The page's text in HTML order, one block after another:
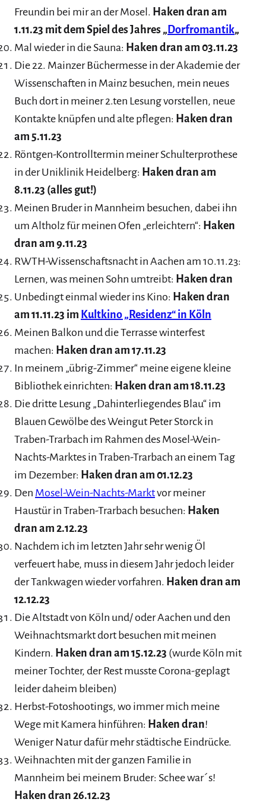
Freundin bei mir an der Mosel. Haken dran am
1.11.23 mit dem Spiel des Jahres „Dorfromantik„
Mal wieder in die Sauna: Haken dran am 03.11.23
Die 22. Mainzer Büchermesse in der Akademie der
Wissenschaften in Mainz besuchen, mein neues
Buch dort in meiner 2.ten Lesung vorstellen, neue
Kontakte knüpfen und alte pflegen: Haken dran
am 5.11.23
Röntgen-Kontrolltermin meiner Schulterprothese
in der Uniklinik Heidelberg: Haken dran am
8.11.23 (alles gut!)
Meinen Bruder in Mannheim besuchen, dabei ihn
um Altholz für meinen Ofen „erleichtern“: Haken
dran am 9.11.23
RWTH-Wissenschaftsnacht in Aachen am 10.11.23:
Lernen, was meinen Sohn umtreibt: Haken dran
Unbedingt einmal wieder ins Kino: Haken dran
am 11.11.23 im Kultkino „Residenz“ in Köln
Meinen Balkon und die Terrasse winterfest
machen: Haken dran am 17.11.23
In meinem „übrig-Zimmer“ meine eigene kleine
Bibliothek einrichten: Haken dran am 18.11.23
Die dritte Lesung „Dahinterliegendes Blau“ im
Blauen Gewölbe des Weingut Peter Storck in
Traben-Trarbach im Rahmen des Mosel-Wein-
Nachts-Marktes in Traben-Trarbach an einem Tag
im Dezember: Haken dran am 01.12.23
Den Mosel-Wein-Nachts-Marktvor meiner
Haustür in Traben-Trarbach besuchen: Haken
dran am 2.12.23
Nachdem ich im letzten Jahr sehr wenig Öl
verfeuert habe, muss in diesem Jahr jedoch leider
der Tankwagen wieder vorfahren. Haken dran am
12.12.23
Die Altstadt von Köln und/ oder Aachen und den
Weihnachtsmarkt dort besuchen mit meinen
Kindern. Haken dran am 15.12.23 (wurde Köln mit
meiner Tochter, der Rest musste Corona-geplagt
leider daheim bleiben)
Herbst-Fotoshootings, wo immer mich meine
Wege mit Kamera hinführen: Haken dran!
Weniger Natur dafür mehr städtische Eindrücke.
Weihnachten mit der ganzen Familie in
Mannheim bei meinem Bruder: Schee war´s!
Haken dran 26.12.23